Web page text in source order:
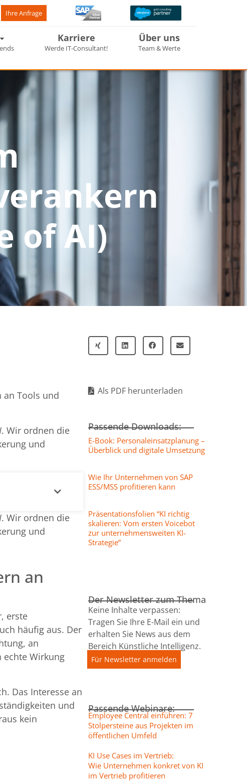
Ihre Anfrage
Karriere
Werde IT-Consultant!
Über uns
Team & Werte
of AI)
an Tools und
. Wir ordnen die
und
. Wir ordnen die
und
an
erste
häufig aus. Der
an
echte Wirkung
Das Interesse an
und
kein
Als PDF herunterladen
Passende Downloads:
E-Book: Personaleinsatzplanung –
Überblick und digitale Umsetzung
Wie Ihr Unternehmen von SAP
ESS/MSS profitieren kann
Präsentationsfolien “KI richtig
skalieren: Vom ersten Voicebot
zur unternehmensweiten KI-
Strategie”
Der Newsletter zum Thema
Keine Inhalte verpassen:
Tragen Sie Ihre E-Mail ein und
erhalten Sie News aus dem
Bereich Künstliche Intelligenz.
Für Newsletter anmelden
Passende Webinare:
Employee Central einführen: 7
Stolpersteine aus Projekten im
öffentlichen Umfeld
KI Use Cases im Vertrieb:
Wie Unternehmen konkret von KI
im Vertrieb profitieren